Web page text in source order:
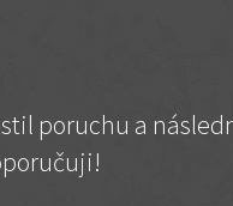
poruchu a